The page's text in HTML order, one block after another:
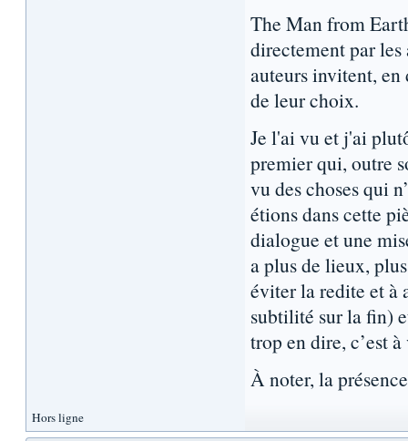
The Man from
directement par
auteurs invitent,
de leur choix.
Je l'ai vu et j'ai
premier qui, outre
vu des choses qui
étions dans cette
dialogue et une
a plus de lieux,
éviter la redite et à
subtilité sur la fin)
trop en dire, c’est
À noter, la
Hors ligne